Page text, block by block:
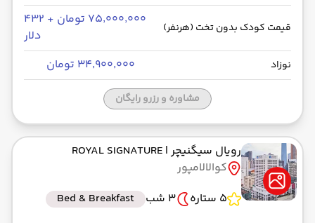
قیمت کودک بدون تخت (هرنفر)
۷۵٬۰۰۰٬۰۰۰ تومان + ۴۳۲
دلار
نوزاد ۳۴٬۹۰۰٬۰۰۰ تومان
مشاوره و رزرو رایگان
رویال سیگنیچر| ROYAL SIGNATURE
کوالالامپور
5 ستاره
3 شب
Bed & Breakfast